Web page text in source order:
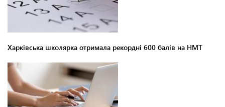
Харківська школярка отримала рекордні 600 балів на НМТ